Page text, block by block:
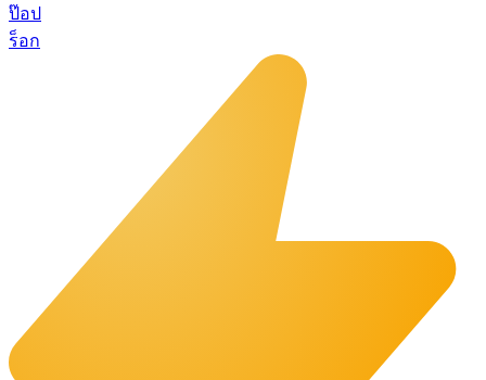
ป๊อป
ร็อก